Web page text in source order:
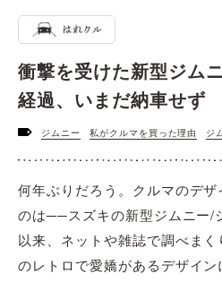
衝撃を受けた新型ジム
経過、いまだ納車せず
ジムニー 私がクルマを買った理由 ジ
何年ぶりだろう。クルマのデ
のは──スズキの新型ジムニー/
以来、ネットや雑誌で調べま
のレトロで愛嬌があるデザイ